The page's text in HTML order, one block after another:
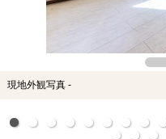
現地外観写真 -